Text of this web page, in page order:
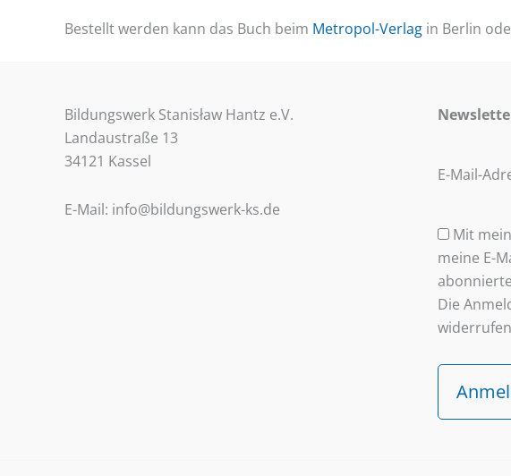
Bestellt werden kann das Buch beim Metropol-Verlag in Berlin
Bildungswerk Stanisław Hantz e.V.
Landaustraße 13
34121 Kassel
E-Mail: info@bildungswerk-ks.de
E-Mail-
Mit
meine E-
Die